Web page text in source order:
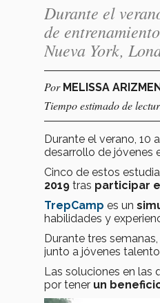
Durante el
de
Nueva York,
Por MELISSA
Tiempo estimado de
Durante el verano, 10
desarrollo de jóvenes
Cinco de estos
2019 tras participar
TrepCamp es un
habilidades y
Durante tres
junto a jóvenes
Las soluciones en las
por tener un